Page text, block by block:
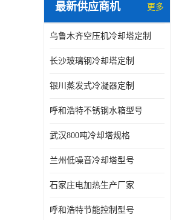
最新供应商机 更多
乌鲁木齐空压机冷却塔定制
长沙玻璃钢冷却塔定制
银川蒸发式冷凝器定制
呼和浩特不锈钢水箱型号
武汉800吨冷却塔规格
兰州低噪音冷却塔型号
石家庄电加热生产厂家
呼和浩特节能控制型号